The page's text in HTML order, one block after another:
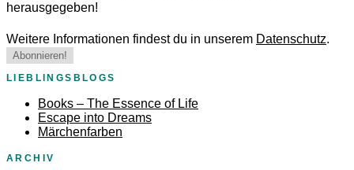
herausgegeben!
Weitere Informationen findest du in unserem Datenschutz.
LIEBLINGSBLOGS
Books – The Essence of Life
Escape into Dreams
Märchenfarben
ARCHIV